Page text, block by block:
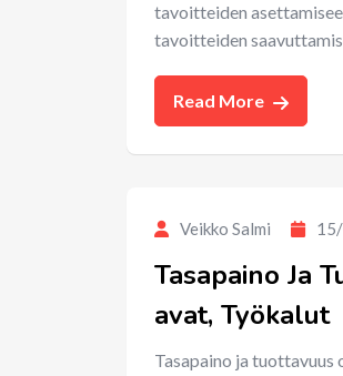
tavoitteiden
tavoitteiden
Read More
Veikko Salmi
Tasapaino Ja
avat, Työkalut
Tasapaino ja